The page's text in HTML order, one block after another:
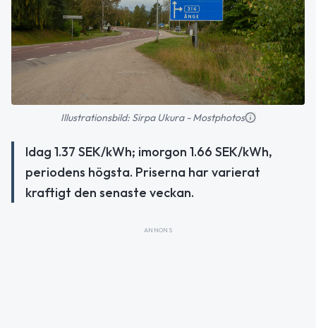
Illustrationsbild: Sirpa Ukura - Mostphotos
Idag 1.37 SEK/kWh; imorgon 1.66 SEK/kWh,
periodens högsta. Priserna har varierat
kraftigt den senaste veckan.
ANNONS